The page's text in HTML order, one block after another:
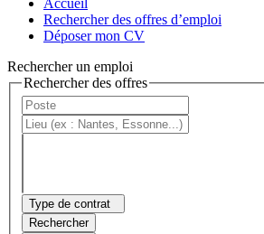
Rechercher des offres d’emploi
Déposer mon CV
Rechercher un emploi
Rechercher des offres
Type de contrat
Rechercher